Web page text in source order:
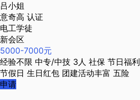
吕小姐
意奇高 认证
电工学徒
新会区
5000-7000元
经验不限 中专/中技 3人 社保 节日福利
节假日 生日红包 团建活动丰富 五险
申请